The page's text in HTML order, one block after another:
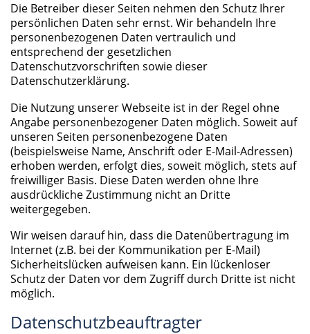
Die Betreiber dieser Seiten nehmen den Schutz Ihrer
persönlichen Daten sehr ernst. Wir behandeln Ihre
personenbezogenen Daten vertraulich und
entsprechend der gesetzlichen
Datenschutzvorschriften sowie dieser
Datenschutzerklärung.
Die Nutzung unserer Webseite ist in der Regel ohne
Angabe personenbezogener Daten möglich. Soweit auf
unseren Seiten personenbezogene Daten
(beispielsweise Name, Anschrift oder E-Mail-Adressen)
erhoben werden, erfolgt dies, soweit möglich, stets auf
freiwilliger Basis. Diese Daten werden ohne Ihre
ausdrückliche Zustimmung nicht an Dritte
weitergegeben.
Wir weisen darauf hin, dass die Datenübertragung im
Internet (z.B. bei der Kommunikation per E-Mail)
Sicherheitslücken aufweisen kann. Ein lückenloser
Schutz der Daten vor dem Zugriff durch Dritte ist nicht
möglich.
Datenschutzbeauftragter